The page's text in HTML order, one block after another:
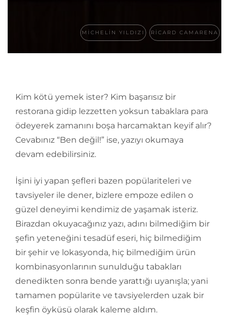
MICHELIN YILDIZI RICARD CAMARENA
Kim kötü yemek ister? Kim başarısız bir
restorana gidip lezzetten yoksun tabaklara para
ödeyerek zamanını boşa harcamaktan keyif alır?
Cevabınız “Ben değil!” ise, yazıyı okumaya
devam edebilirsiniz.
İşini iyi yapan şefleri bazen popülariteleri ve
tavsiyeler ile dener, bizlere empoze edilen o
güzel deneyimi kendimiz de yaşamak isteriz.
Birazdan okuyacağınız yazı, adını bilmediğim bir
şefin yeteneğini tesadüf eseri, hiç bilmediğim
bir şehir ve lokasyonda, hiç bilmediğim ürün
kombinasyonlarının sunulduğu tabakları
denedikten sonra bende yarattığı uyanışla; yani
tamamen popülarite ve tavsiyelerden uzak bir
keşfin öyküsü olarak kaleme aldım.